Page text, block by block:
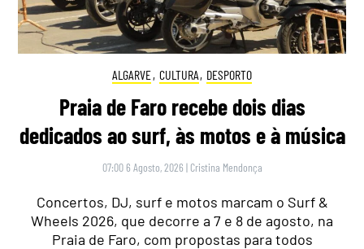
ALGARVE, CULTURA, DESPORTO
Praia de Faro recebe dois dias
dedicados ao surf, às motos e à música
07:00 6 Agosto, 2026 | Cristina Mendonça
Concertos, DJ, surf e motos marcam o Surf &
Wheels 2026, que decorre a 7 e 8 de agosto, na
Praia de Faro, com propostas para todos